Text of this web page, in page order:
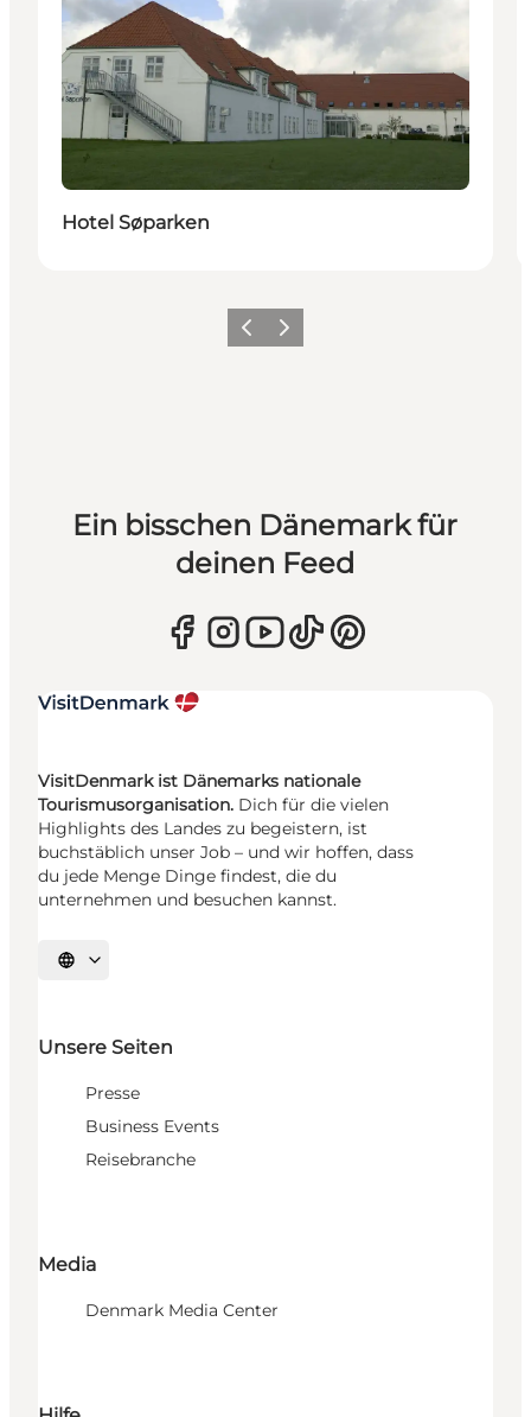
Hotel Søparken
ZurückWeiter
Ein bisschen Dänemark für
deinen Feed
VisitDenmark ist Dänemarks nationale
Tourismusorganisation. Dich für die vielen
Highlights des Landes zu begeistern, ist
buchstäblich unser Job – und wir hoffen, dass
du jede Menge Dinge findest, die du
unternehmen und besuchen kannst.
Sprache auswählen
Unsere Seiten
Presse
Business Events
Reisebranche
Media
Denmark Media Center